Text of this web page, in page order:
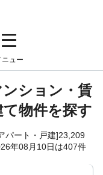
ニュー
ション・賃
物件を探す
パート・戸建]23,209
年08月10日は407件